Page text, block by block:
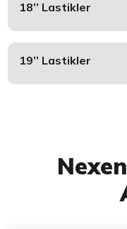
18’’ Lastikler
19’’ Lastikler